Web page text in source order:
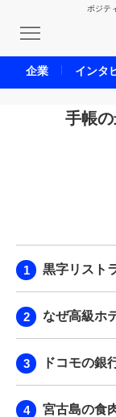
ポジテ
手帳
黒字リスト
なぜ高級ホ
ドコモの銀
宮古島の食
企業 インタ